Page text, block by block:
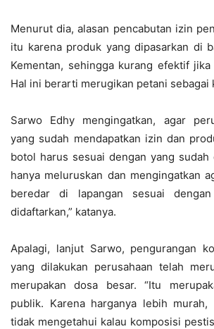
Menurut dia, alasan pencabutan izin
itu karena produk yang dipasarkan di
Kementan, sehingga kurang efektif
Hal ini berarti merugikan petani sebagai
Sarwo Edhy mengingatkan, agar
yang sudah mendapatkan izin dan
botol harus sesuai dengan yang sudah
hanya meluruskan dan mengingatkan
beredar di lapangan sesuai
didaftarkan,” katanya.
Apalagi, lanjut Sarwo, pengurangan
yang dilakukan perusahaan telah
merupakan dosa besar. “Itu
publik. Karena harganya lebih murah,
tidak mengetahui kalau komposisi